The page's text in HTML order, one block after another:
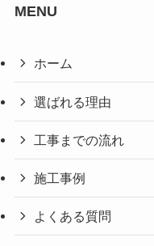
MENU
ホーム
選ばれる理由
工事までの流れ
施工事例
よくある質問